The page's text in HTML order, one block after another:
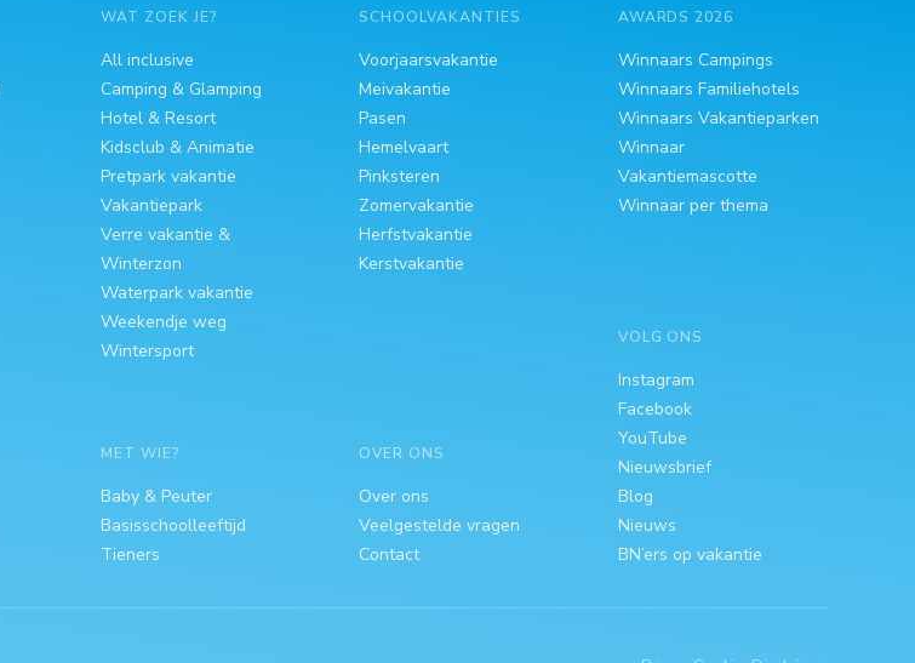
WAT ZOEK JE?
All inclusive
Camping & Glamping
Hotel & Resort
Kidsclub & Animatie
Pretpark vakantie
Vakantiepark
Verre vakantie &
Winterzon
Waterpark vakantie
Weekendje weg
Wintersport
MET WIE?
Baby & Peuter
Basisschoolleeftijd
Tieners
SCHOOLVAKANTIES
Voorjaarsvakantie
Meivakantie
Pasen
Hemelvaart
Pinksteren
Zomervakantie
Herfstvakantie
Kerstvakantie
OVER ONS
Over ons
Veelgestelde vragen
Contact
AWARDS 2026
Winnaars Campings
Winnaars Familiehotels
Winnaars Vakantieparken
Winnaar
Vakantiemascotte
Winnaar per thema
VOLG ONS
Instagram
Facebook
YouTube
Nieuwsbrief
Blog
Nieuws
BN’ers op vakantie